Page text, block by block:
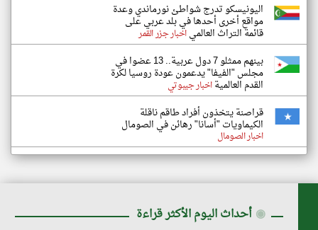
اليونيسكو تدرج شواطئ نورماندي وعدة
مواقع أخرى أحدها في بلد عربي على
قائمة التراث العالمياخبار جزر القمر
بينهم ممثلو 7 دول عربية.. 13 عضوا في
مجلس "الفيفا" يدعمون عودة روسيا لكرة
القدم العالميةاخبار جيبوتي
قراصنة يتخذون أفراد طاقم ناقلة
الكيماويات "أسانا" رهائن في الصومال
اخبار الصومال
◉ أحداث اليوم الأكثر قراءة